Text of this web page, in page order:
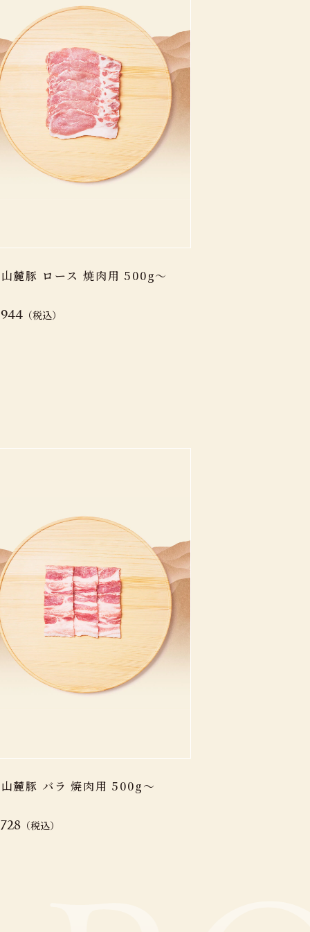
麓豚 ロース 焼肉用 500g～
（税込）
麓豚 バラ 焼肉用 500g～
（税込）